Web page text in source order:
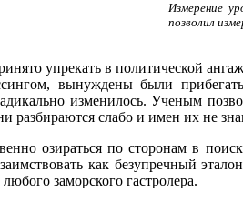
Измерение
позволил
упрекать в политической
вынуждены были
изменилось. Ученым
разбираются слабо и имен их не
озираться по сторонам в
как безупречный
заморского гастролера.